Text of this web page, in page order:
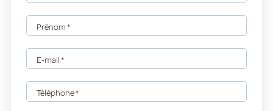
Prénom*
E-mail*
Téléphone*